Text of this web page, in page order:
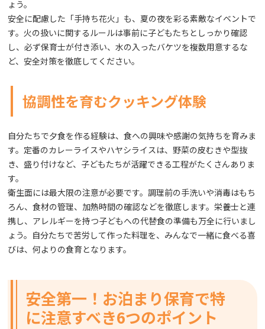
ょう。
安全に配慮した「手持ち花火」も、夏の夜を彩る素敵なイベントで
す。火の扱いに関するルールは事前に子どもたちとしっかり確認
し、必ず保育士が付き添い、水の入ったバケツを複数用意するな
ど、安全対策を徹底してください。
協調性を育むクッキング体験
自分たちで夕食を作る経験は、食への興味や感謝の気持ちを育みま
す。定番のカレーライスやハヤシライスは、野菜の皮むきや型抜
き、盛り付けなど、子どもたちが活躍できる工程がたくさんありま
す。
衛生面には最大限の注意が必要です。調理前の手洗いや消毒はもち
ろん、食材の管理、加熱時間の確認などを徹底します。栄養士と連
携し、アレルギーを持つ子どもへの代替食の準備も万全に行いまし
ょう。自分たちで苦労して作った料理を、みんなで一緒に食べる喜
びは、何よりの食育となります。
安全第一！お泊まり保育で特
に注意すべき6つのポイント